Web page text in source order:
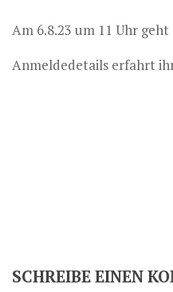
Am 6.8.23 um 11 Uhr geht
Anmeldedetails erfahrt
SCHREIBE EINEN